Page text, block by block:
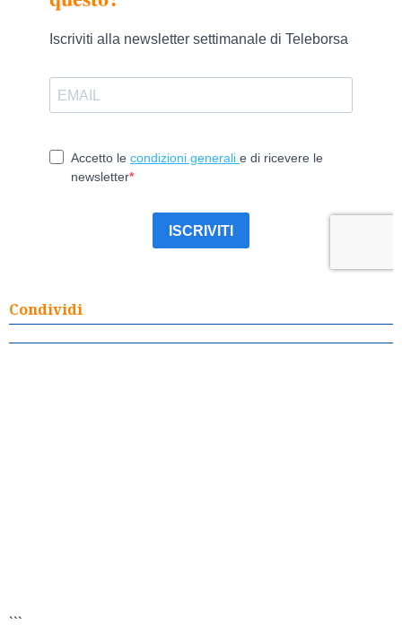
Condividi